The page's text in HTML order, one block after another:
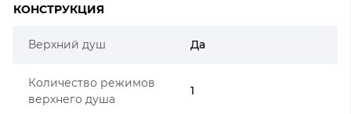
КОНСТРУКЦИЯ
Верхний душ Да
Количество режимов
верхнего душа
1